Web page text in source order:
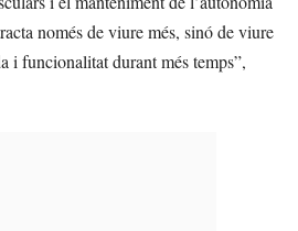
només de viure més, sinó de viure
i funcionalitat durant més temps”,